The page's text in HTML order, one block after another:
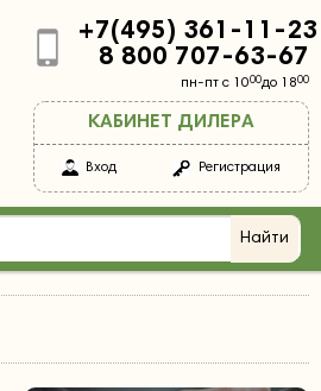
+7(495) 361-11-23
8 800 707-63-67
пн-пт с 1000до 1800
КАБИНЕТ ДИЛЕРА
Вход Регистрация